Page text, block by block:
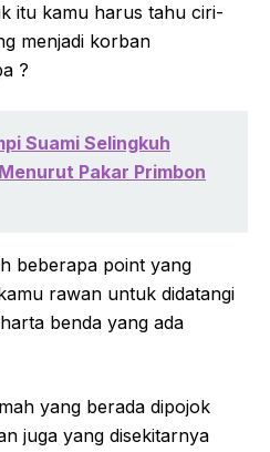
itu kamu harus tahu ciri-
menjadi korban
?
Suami Selingkuh
Pakar Primbon
beberapa point yang
rawan untuk didatangi
benda yang ada
yang berada dipojok
juga yang disekitarnya